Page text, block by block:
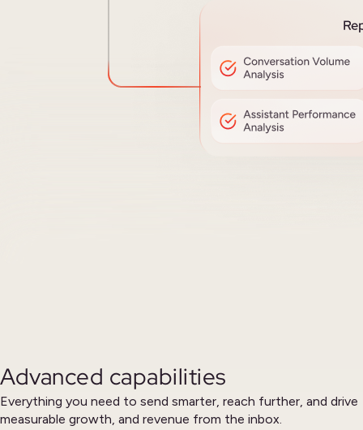
Advanced capabilities
Everything you need to send smarter, reach further, and drive
measurable growth, and revenue from the inbox.